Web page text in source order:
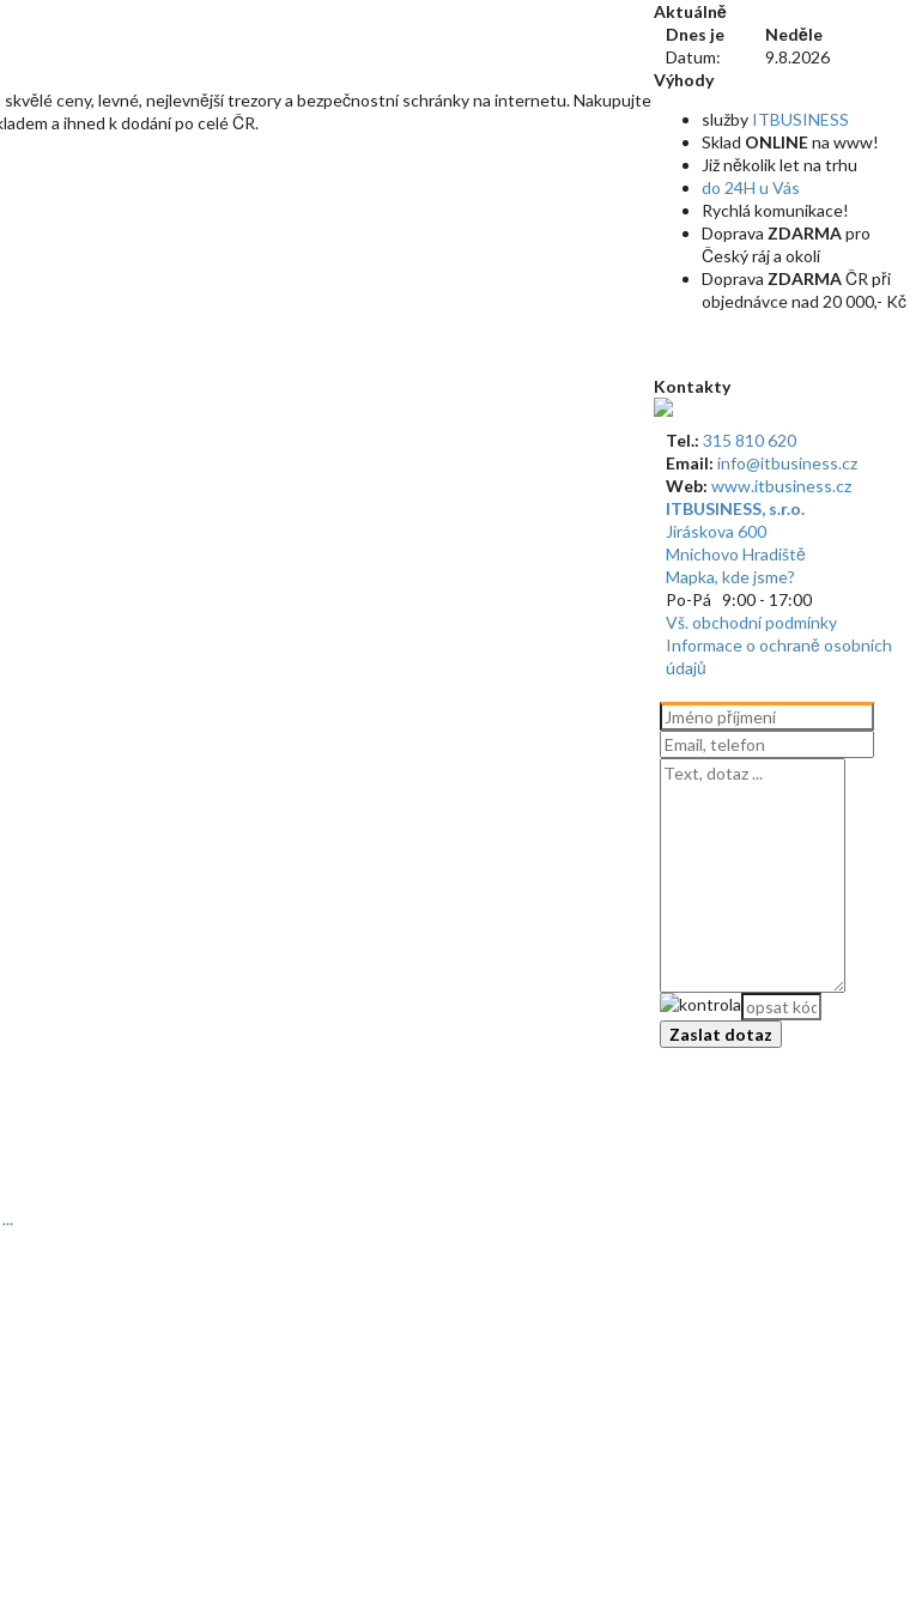
ceny, levné, nejlevnější trezory a bezpečnostní schránky na internetu. Nakupujte
a ihned k dodání po celé ČR.
...
Aktuálně
Dnes je
Neděle
Datum:
9.8.2026
Výhody
služby ITBUSINESS
Sklad ONLINEna www!
Již několik let na trhu
do 24H u Vás
Rychlá komunikace!
Doprava ZDARMApro
Český ráj a okolí
Doprava ZDARMAČR při
objednávce nad 20 000,- Kč
Kontakty
Tel.: 315 810 620
Email: info@itbusiness.cz
Web: www.itbusiness.cz
ITBUSINESS, s.r.o.
Jiráskova 600
Mnichovo Hradiště
Mapka, kde jsme?
Po-Pá 9:00 - 17:00
Vš. obchodní podmínky
Informace o ochraně osobních
údajů